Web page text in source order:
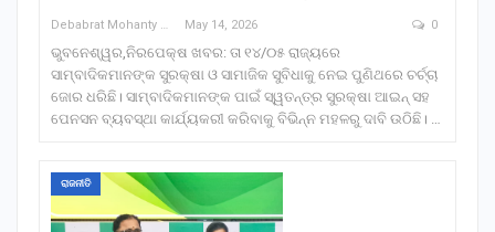
Debabrat Mohanty May 14, 2026 0
ଭୁବନେଶ୍ୱର,ନିରପେକ୍ଷ ଖବର: ତା ୧୪/୦୫ ରାଜ୍ୟରେ
ସାମ୍ବାଦିକମାନଙ୍କ ସୁରକ୍ଷା ଓ ସାମାଜିକ ସୁବିଧାକୁ ନେଇ ପୁଣିଥରେ ଚର୍ଚ୍ଚା
ଜୋର ଧରିଛି। ସାମ୍ବାଦିକମାନଙ୍କ ପାଇଁ ସ୍ୱତନ୍ତ୍ର ସୁରକ୍ଷା ଆଇନ୍ ସହ
ପେନସନ ବ୍ୟବସ୍ଥା କାର୍ଯ୍ୟକରୀ କରିବାକୁ ବିଭିନ୍ନ ମହଳରୁ ଦାବି ଉଠିଛି। …
ରାଜନୀତି